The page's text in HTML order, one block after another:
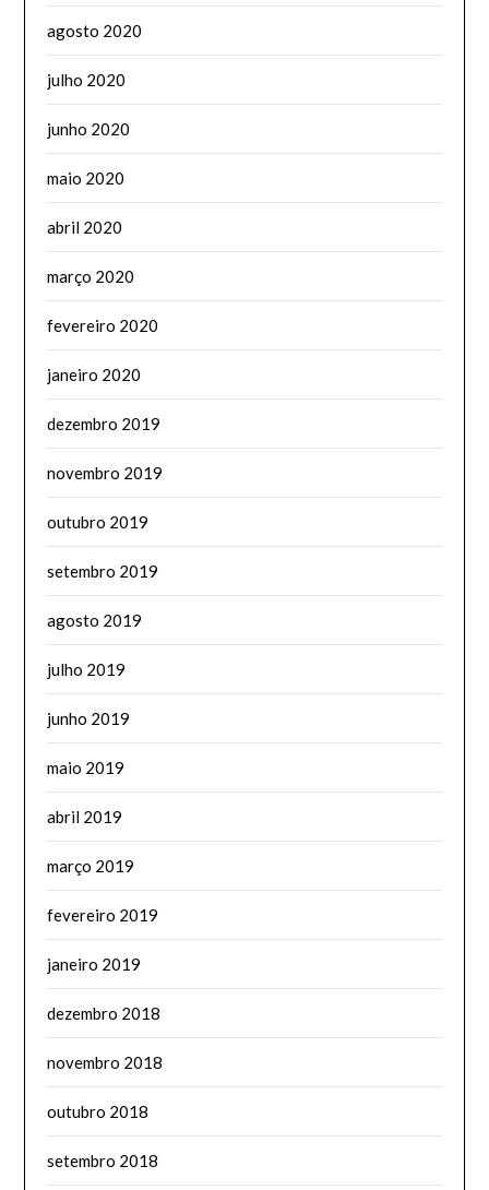
agosto 2020
julho 2020
junho 2020
maio 2020
abril 2020
março 2020
fevereiro 2020
janeiro 2020
dezembro 2019
novembro 2019
outubro 2019
setembro 2019
agosto 2019
julho 2019
junho 2019
maio 2019
abril 2019
março 2019
fevereiro 2019
janeiro 2019
dezembro 2018
novembro 2018
outubro 2018
setembro 2018